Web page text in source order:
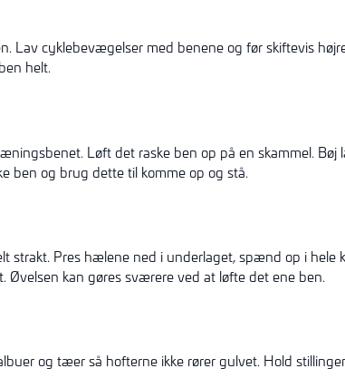
Lav cyklebevægelser med benene og før skiftevis
helt.
Løft det raske ben op på en skammel. Bøj
ben og brug dette til komme op og stå.
strakt. Pres hælene ned i underlaget, spænd op i hele
kan gøres sværere ved at løfte det ene ben.
og tæer så hofterne ikke rører gulvet. Hold